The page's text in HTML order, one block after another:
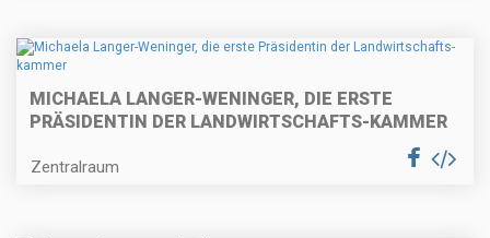
MICHAELA LANGER-WENINGER, DIE ERSTE
PRÄSIDENTIN DER LANDWIRTSCHAFTS-KAMMER
Zentralraum